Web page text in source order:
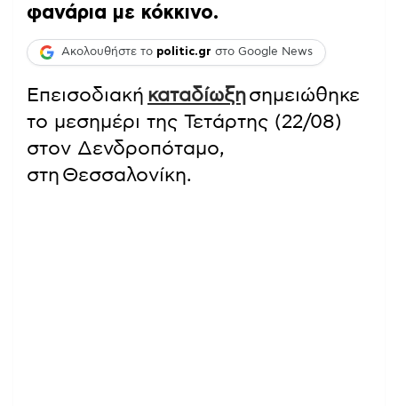
φανάρια με κόκκινο.
Ακολουθήστε το politic.gr στο Google News
Επεισοδιακή καταδίωξησημειώθηκε
το μεσημέρι της Τετάρτης (22/08)
στον Δενδροπόταμο,
στη Θεσσαλονίκη.